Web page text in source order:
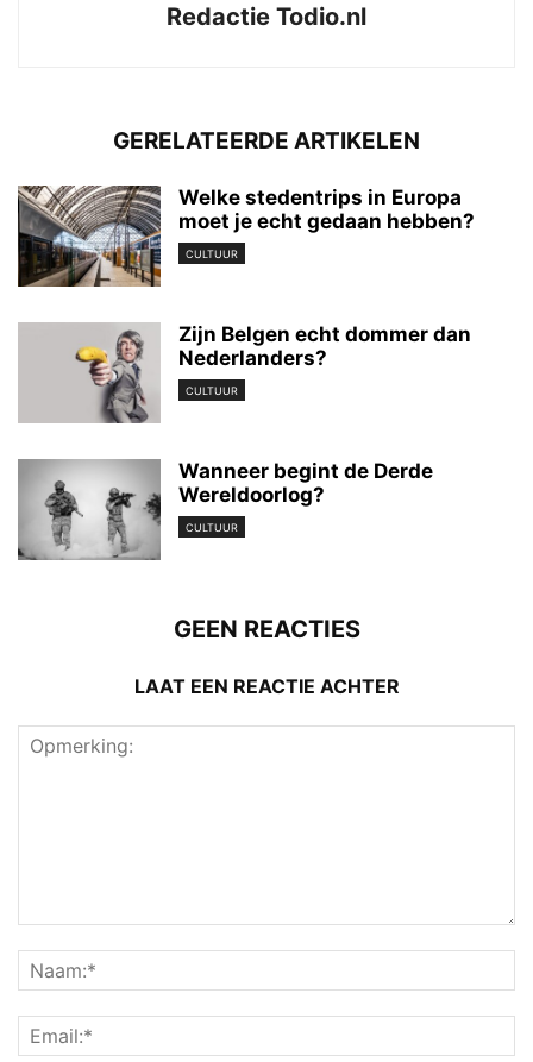
Redactie Todio.nl
GERELATEERDE ARTIKELEN
Welke stedentrips in Europa
moet je echt gedaan hebben?
CULTUUR
Zijn Belgen echt dommer dan
Nederlanders?
CULTUUR
Wanneer begint de Derde
Wereldoorlog?
CULTUUR
GEEN REACTIES
LAAT EEN REACTIE ACHTER